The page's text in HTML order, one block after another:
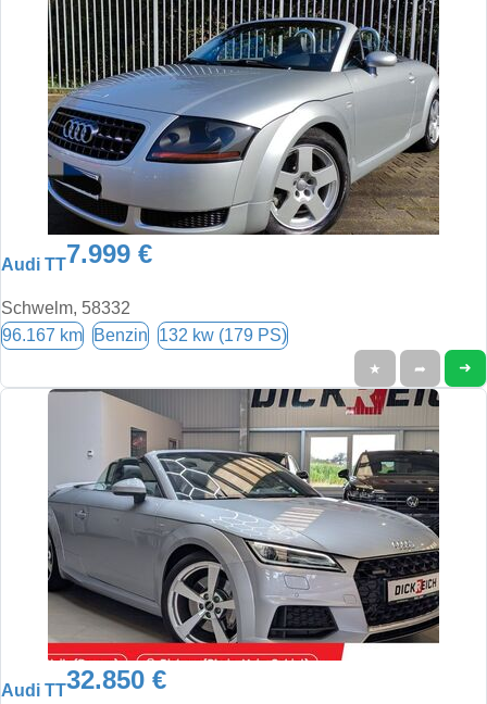
Audi TT7.999 €
Schwelm, 58332
96.167 km Benzin 132 kw (179 PS)
★ ➦ ➜
Audi TT32.850 €